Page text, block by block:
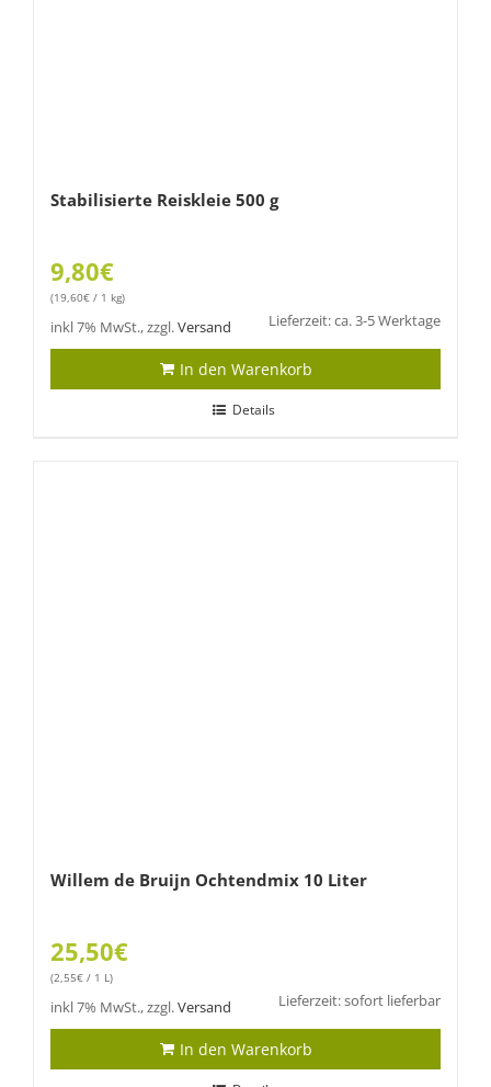
Stabilisierte Reiskleie 500 g
9,80€
(19,60€ / 1 kg)
inkl 7% MwSt., zzgl.Versand Lieferzeit: ca. 3-5 Werktage
In den Warenkorb
Details
Willem de Bruijn Ochtendmix 10 Liter
25,50€
(2,55€ / 1 L)
inkl 7% MwSt., zzgl.Versand Lieferzeit: sofort lieferbar
In den Warenkorb